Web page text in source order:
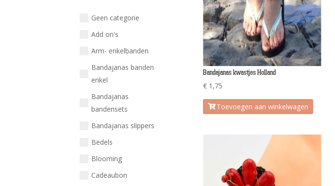
Geen categorie
Add on's
Arm- enkelbanden
Bandajanas banden
enkel
Bandajanas
bandensets
Bandajanas slippers
Bedels
Blooming
Cadeaubon
Bandajanas kwastjes Holland
€1,75
Toevoegen aan winkelwagen